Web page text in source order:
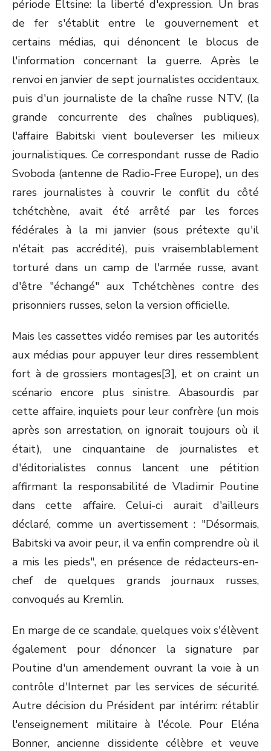
période Eltsine: la liberté d'expression. Un bras
de fer s'établit entre le gouvernement et
certains médias, qui dénoncent le blocus de
l'information concernant la guerre. Après le
renvoi en janvier de sept journalistes occidentaux,
puis d'un journaliste de la chaîne russe NTV, (la
grande concurrente des chaînes publiques),
l'affaire Babitski vient bouleverser les milieux
journalistiques. Ce correspondant russe de Radio
Svoboda (antenne de Radio-Free Europe), un des
rares journalistes à couvrir le conflit du côté
tchétchène, avait été arrêté par les forces
fédérales à la mi janvier (sous prétexte qu'il
n'était pas accrédité), puis vraisemblablement
torturé dans un camp de l'armée russe, avant
d'être "échangé" aux Tchétchènes contre des
prisonniers russes, selon la version officielle.
Mais les cassettes vidéo remises par les autorités
aux médias pour appuyer leur dires ressemblent
fort à de grossiers montages[3], et on craint un
scénario encore plus sinistre. Abasourdis par
cette affaire, inquiets pour leur confrère (un mois
après son arrestation, on ignorait toujours où il
était), une cinquantaine de journalistes et
d'éditorialistes connus lancent une pétition
affirmant la responsabilité de Vladimir Poutine
dans cette affaire. Celui-ci aurait d'ailleurs
déclaré, comme un avertissement : "Désormais,
Babitski va avoir peur, il va enfin comprendre où il
a mis les pieds", en présence de rédacteurs-en-
chef de quelques grands journaux russes,
convoqués au Kremlin.
En marge de ce scandale, quelques voix s'élèvent
également pour dénoncer la signature par
Poutine d'un amendement ouvrant la voie à un
contrôle d'Internet par les services de sécurité.
Autre décision du Président par intérim: rétablir
l'enseignement militaire à l'école. Pour Eléna
Bonner, ancienne dissidente célèbre et veuve